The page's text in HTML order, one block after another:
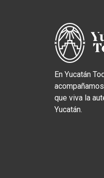
En Yucatán
que viva la
Yucatán.